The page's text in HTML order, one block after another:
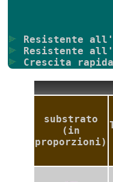
Resistente
Resistente
Crescita rapida
substrato
(in
proporzioni)